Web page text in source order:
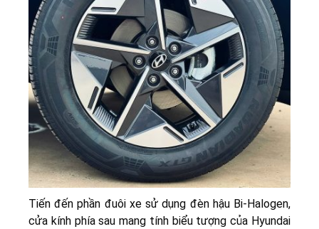
Tiến đến phần đuôi xe sử dụng đèn hậu Bi-Halogen,
cửa kính phía sau mang tính biểu tượng của Hyundai